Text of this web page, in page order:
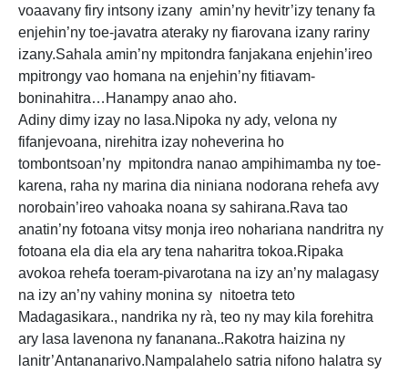
voaavany firy intsony izany amin’ny hevitr’izy tenany fa
enjehin’ny toe-javatra ateraky ny fiarovana izany rariny
izany.Sahala amin’ny mpitondra fanjakana enjehin’ireo
mpitrongy vao homana na enjehin’ny fitiavam-
boninahitra…Hanampy anao aho.
Adiny dimy izay no lasa.Nipoka ny ady, velona ny
fifanjevoana, nirehitra izay noheverina ho
tombontsoan’ny mpitondra nanao ampihimamba ny toe-
karena, raha ny marina dia niniana nodorana rehefa avy
norobain’ireo vahoaka noana sy sahirana.Rava tao
anatin’ny fotoana vitsy monja ireo nohariana nandritra ny
fotoana ela dia ela ary tena naharitra tokoa.Ripaka
avokoa rehefa toeram-pivarotana na izy an’ny malagasy
na izy an’ny vahiny monina sy nitoetra teto
Madagasikara., nandrika ny rà, teo ny may kila forehitra
ary lasa lavenona ny fananana..Rakotra haizina ny
lanitr’Antananarivo.Nampalahelo satria nifono halatra sy